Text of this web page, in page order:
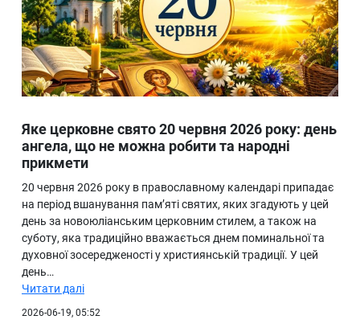
Лайфстайл
ТехноНаука
Людина
Ukraine
Про нас
Яке церковне свято 20 червня 2026 року: день
ангела, що не можна робити та народні
прикмети
20 червня 2026 року в православному календарі припадає
на період вшанування пам’яті святих, яких згадують у цей
день за новоюліанським церковним стилем, а також на
суботу, яка традиційно вважається днем поминальної та
духовної зосередженості у християнській традиції. У цей
день…
Читати далі
2026-06-19, 05:52